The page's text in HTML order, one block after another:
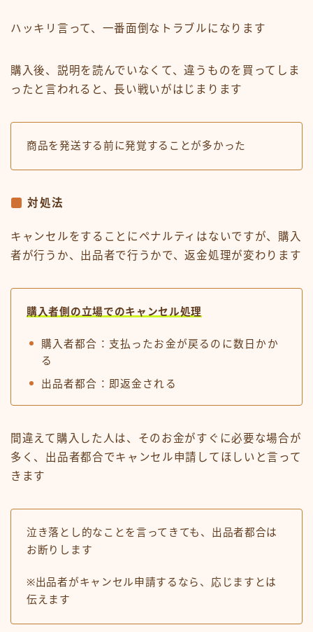
ハッキリ言って、一番面倒なトラブルになります
購入後、説明を読んでいなくて、違うものを買ってしま
ったと言われると、長い戦いがはじまります
商品を発送する前に発覚することが多かった
対処法
キャンセルをすることにペナルティはないですが、購入
者が行うか、出品者で行うかで、返金処理が変わります
購入者側の立場でのキャンセル処理
購入者都合：支払ったお金が戻るのに数日かか
る
出品者都合：即返金される
間違えて購入した人は、そのお金がすぐに必要な場合が
多く、出品者都合でキャンセル申請してほしいと言って
きます
泣き落とし的なことを言ってきても、出品者都合は
お断りします
※出品者がキャンセル申請するなら、応じますとは
伝えます